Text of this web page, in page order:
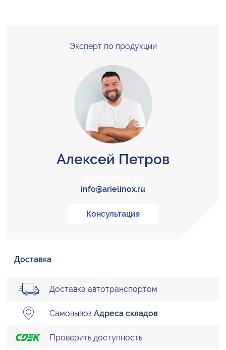
Эксперт по продукции
Алексей Петров
info@arielinox.ru
Консультация
Доставка
Доставка автотранспортом
Самовывоз Адреса складов
Проверить доступность